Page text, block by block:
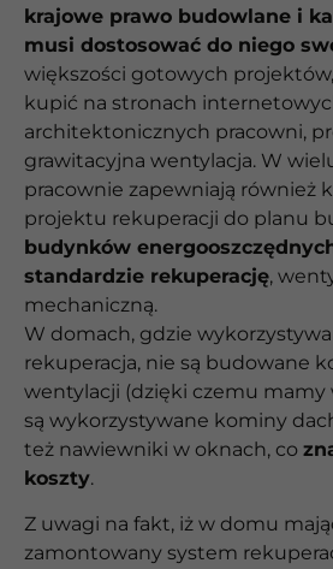
krajowe prawo budowlane i
musi dostosować do niego
większości gotowych
kupić na stronach
architektonicznych pracowni,
grawitacyjna wentylacja. W
pracownie zapewniają również
projektu rekuperacji do planu
budynków
standardzie rekuperację,
mechaniczną.
W domach, gdzie
rekuperacja, nie są budowane
wentylacji (dzięki czemu mamy
są wykorzystywane kominy
też nawiewniki w oknach, co
koszty.
Z uwagi na fakt, iż w domu
zamontowany system